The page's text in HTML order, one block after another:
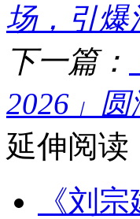
场，引爆
下一篇：
2026」
延伸阅读
《刘